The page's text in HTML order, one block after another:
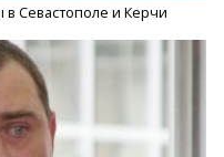
Севастополе и Керчи